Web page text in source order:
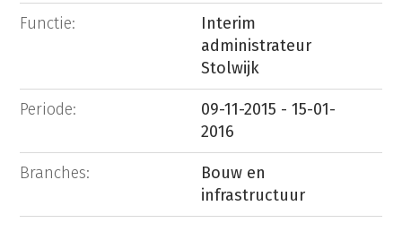
Functie:
Interim
administrateur
Stolwijk
Periode:
09-11-2015 - 15-01-
2016
Branches:
Bouw en
infrastructuur